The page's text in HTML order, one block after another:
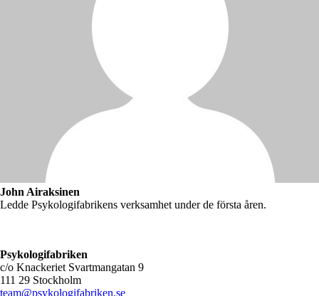
John Airaksinen
Ledde Psykologifabrikens verksamhet under de första åren.
Psykologifabriken
c/o Knackeriet Svartmangatan 9
111 29 Stockholm
team@psykologifabriken.se